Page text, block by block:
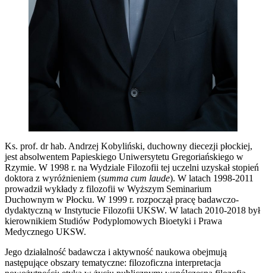
Ks. prof. dr hab. Andrzej Kobyliński, duchowny diecezji płockiej,
jest absolwentem Papieskiego Uniwersytetu Gregoriańskiego w
Rzymie. W 1998 r. na Wydziale Filozofii tej uczelni uzyskał stopień
doktora z wyróżnieniem (summa cum laude). W latach 1998-2011
prowadził wykłady z filozofii w Wyższym Seminarium
Duchownym w Płocku. W 1999 r. rozpoczął pracę badawczo-
dydaktyczną w Instytucie Filozofii UKSW. W latach 2010-2018 był
kierownikiem Studiów Podyplomowych Bioetyki i Prawa
Medycznego UKSW.
Jego działalność badawcza i aktywność naukowa obejmują
następujące obszary tematyczne: filozoficzna interpretacja